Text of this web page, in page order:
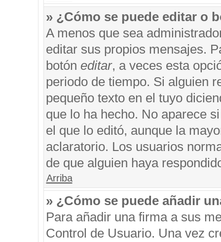
» ¿Cómo se puede editar o
A menos que sea
editar sus propios mensajes.
botón editar, a veces esta
periodo de tiempo. Si alguien
pequeño texto en el tuyo
que lo ha hecho. No aparece
el que lo editó, aunque la
aclaratorio. Los usuarios
de que alguien haya
Arriba
» ¿Cómo se puede añadir
Para añadir una firma a sus
Control de Usuario. Una vez